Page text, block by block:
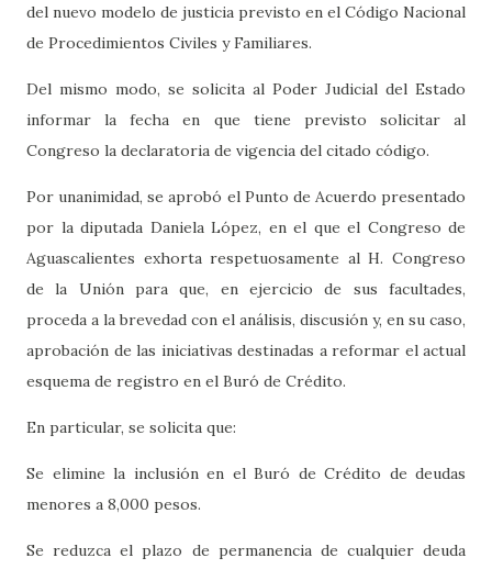
del nuevo modelo de justicia previsto en el Código Nacional
de Procedimientos Civiles y Familiares.
Del mismo modo, se solicita al Poder Judicial del Estado
informar la fecha en que tiene previsto solicitar al
Congreso la declaratoria de vigencia del citado código.
Por unanimidad, se aprobó el Punto de Acuerdo presentado
por la diputada Daniela López, en el que el Congreso de
Aguascalientes exhorta respetuosamente al H. Congreso
de la Unión para que, en ejercicio de sus facultades,
proceda a la brevedad con el análisis, discusión y, en su caso,
aprobación de las iniciativas destinadas a reformar el actual
esquema de registro en el Buró de Crédito.
En particular, se solicita que:
Se elimine la inclusión en el Buró de Crédito de deudas
menores a 8,000 pesos.
Se reduzca el plazo de permanencia de cualquier deuda